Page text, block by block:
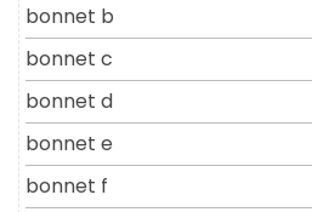
bonnet b
bonnet c
bonnet d
bonnet e
bonnet f